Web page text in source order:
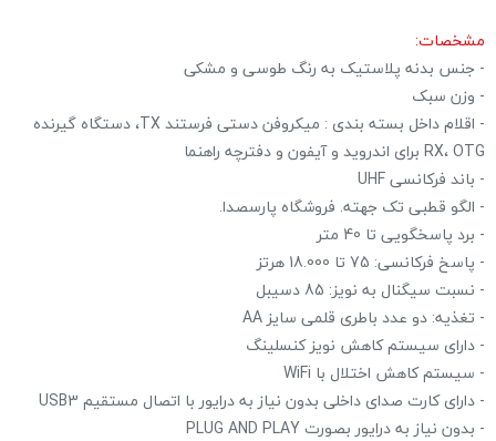
مشخصات:
- جنس بدنه پلاستیک به رنگ طوسی و مشکی
- وزن سبک
- اقلام داخل بسته بندی : میکروفن دستی فرستند TX، دستگاه گیرنده
RX، OTG برای اندروید و آیفون و دفترچه راهنما
- باند فرکانسی UHF
- الگو قطبی تک جهته. فروشگاه پارسصدا.
- برد پاسخگویی تا 40 متر
- پاسخ فرکانسی: 75 تا 18.000 هرتز
- نسبت سیگنال به نویز: 85 دسیبل
- تغذیه: دو عدد باطری قلمی سایز AA
- دارای سیستم کاهش نویز کنسلینگ
- سیستم کاهش اختلال با WiFi
- دارای کارت صدای داخلی بدون نیاز به درایور با اتصال مستقیم USB3
- بدون نیاز به درایور بصورت PLUG AND PLAY